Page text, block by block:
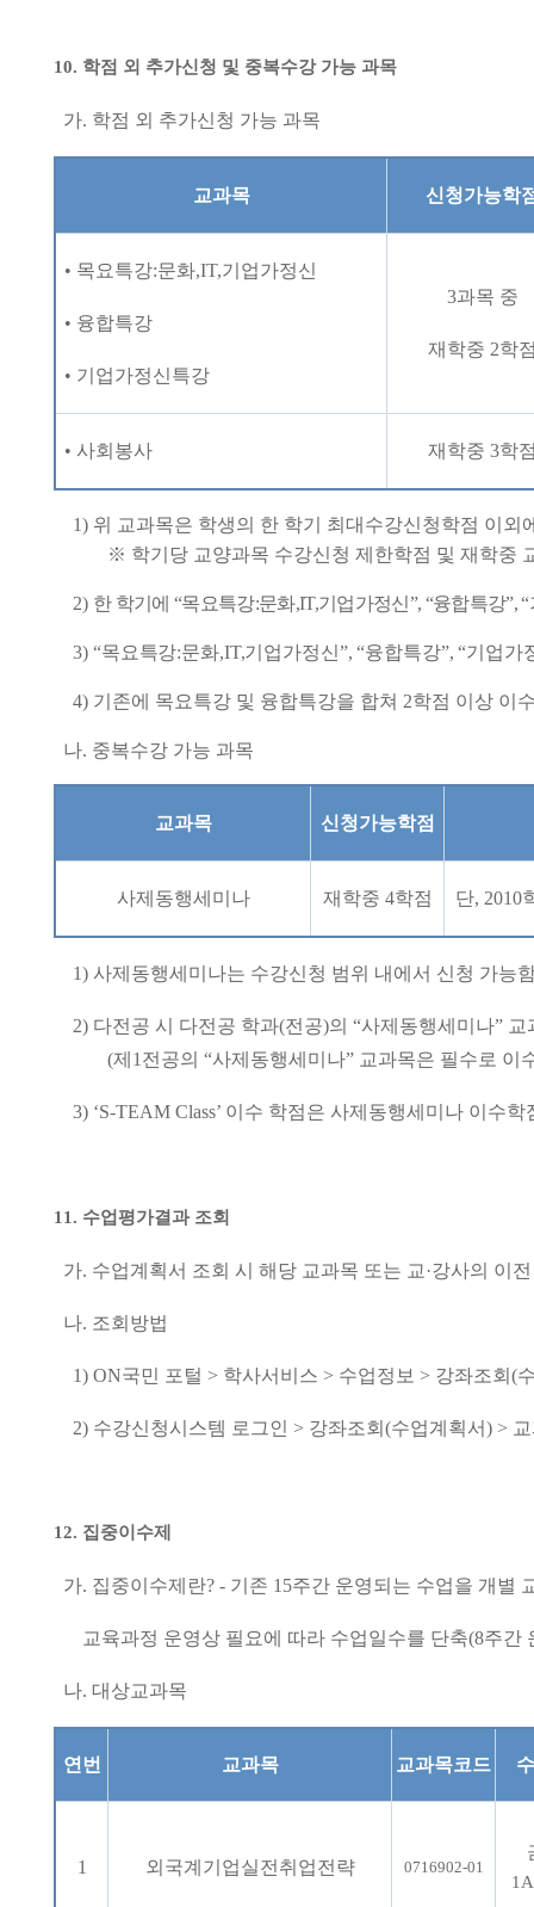
10. 학점 외 추가신청 및 중복수강 가능 과목
가. 학점 외 추가신청 가능 과목
교과목 신청가능학
• 목요특강:문화,IT,기업가정신
• 융합특강
• 기업가정신특강
3과목 중
재학중 2학
• 사회봉사 재학중 3학
1) 위 교과목은 학생의 한 학기 최대수강신청학점 이외
※ 학기당 교양과목 수강신청 제한학점 및 재학중
2) 한 학기에 “목요특강:문화,IT,기업가정신 ”, “융합특강”, “
3) “목요특강:문화,IT,기업가정신 ”, “융합특강”, “기업가
4) 기존에 목요특강 및 융합특강을 합쳐 2학점 이상 이
나. 중복수강 가능 과목
교과목 신청가능학점
사제동행세미나 재학중 4학점 단, 2010
1) 사제동행세미나는 수강신청 범위 내에서 신청 가능
2) 다전공 시 다전공 학과(전공)의 “사제동행세미나” 교
(제 1 전공의 “사제동행세미나” 교과목은 필수로 이
3) ‘S-TEAM Class’ 이수 학점은 사제동행세미나 이수학
11. 수업평가결과 조회
가. 수업계획서 조회 시 해당 교과목 또는 교 ·강사의 이
나. 조회방법
1) ON국민 포털 > 학사서비스 > 수업정보 > 강좌조회 (
2) 수강신청시스템 로그인 > 강좌조회 (수업계획서) >
12. 집중이수제
가. 집중이수제란? - 기존 15주간 운영되는 수업을 개별
교육과정 운영상 필요에 따라 수업일수를 단축(8주간
나. 대상교과목
연번 교과목 교과목코드
1 외국계기업실전취업전략 0716902-01